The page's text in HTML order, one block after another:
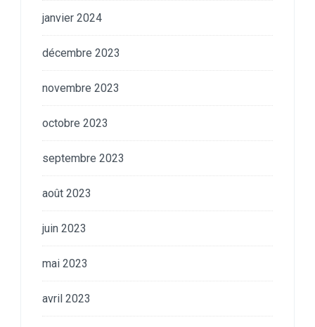
janvier 2024
décembre 2023
novembre 2023
octobre 2023
septembre 2023
août 2023
juin 2023
mai 2023
avril 2023